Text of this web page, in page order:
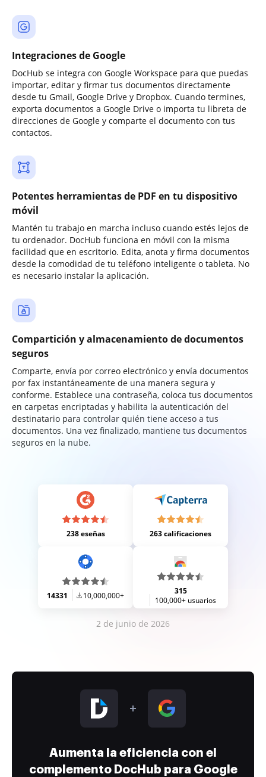
Integraciones de Google
DocHub se integra con Google Workspace para que puedas
importar, editar y firmar tus documentos directamente
desde tu Gmail, Google Drive y Dropbox. Cuando termines,
exporta documentos a Google Drive o importa tu libreta de
direcciones de Google y comparte el documento con tus
contactos.
Potentes herramientas de PDF en tu dispositivo
móvil
Mantén tu trabajo en marcha incluso cuando estés lejos de
tu ordenador. DocHub funciona en móvil con la misma
facilidad que en escritorio. Edita, anota y firma documentos
desde la comodidad de tu teléfono inteligente o tableta. No
es necesario instalar la aplicación.
Compartición y almacenamiento de documentos
seguros
Comparte, envía por correo electrónico y envía documentos
por fax instantáneamente de una manera segura y
conforme. Establece una contraseña, coloca tus documentos
en carpetas encriptadas y habilita la autenticación del
destinatario para controlar quién tiene acceso a tus
documentos. Una vez finalizado, mantiene tus documentos
seguros en la nube.
238 eseñas 263 calificaciones
14331 10,000,000+
315
100,000+ usuarios
2 de junio de 2026
Aumenta la eficiencia con el
complemento DocHub para Google